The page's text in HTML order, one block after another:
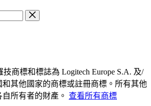
商標和標誌為 Logitech Europe S.A. 及/
其他國家的商標或註冊商標。所有其他
所有者的財產。 查看所有商標